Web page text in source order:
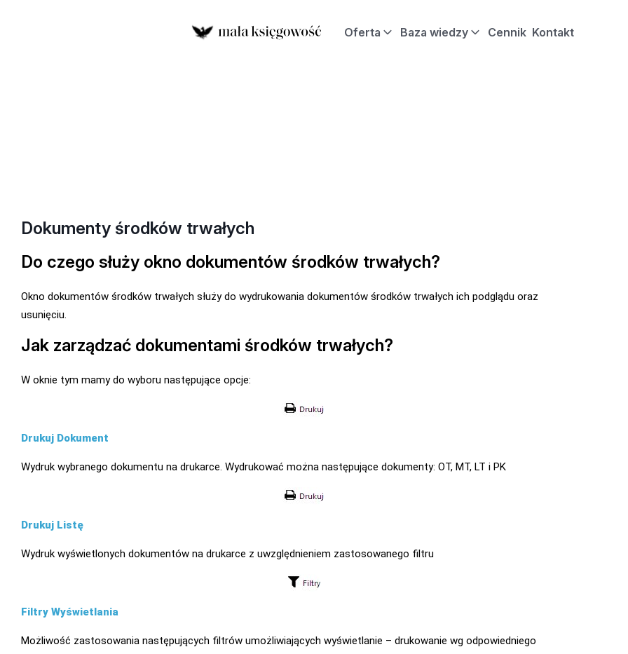
Oferta Baza wiedzy Cennik Kontakt
Dokumenty środków trwałych
Do czego służy okno dokumentów środków trwałych?
Okno dokumentów środków trwałych służy do wydrukowania dokumentów środków trwałych ich podglądu oraz
usunięciu.
Jak zarządzać dokumentami środków trwałych?
W oknie tym mamy do wyboru następujące opcje:
Drukuj Dokument
Wydruk wybranego dokumentu na drukarce. Wydrukować można następujące dokumenty: OT, MT, LT i PK
Drukuj Listę
Wydruk wyświetlonych dokumentów na drukarce z uwzględnieniem zastosowanego filtru
Filtry Wyświetlania
Możliwość zastosowania następujących filtrów umożliwiających wyświetlanie – drukowanie wg odpowiedniego